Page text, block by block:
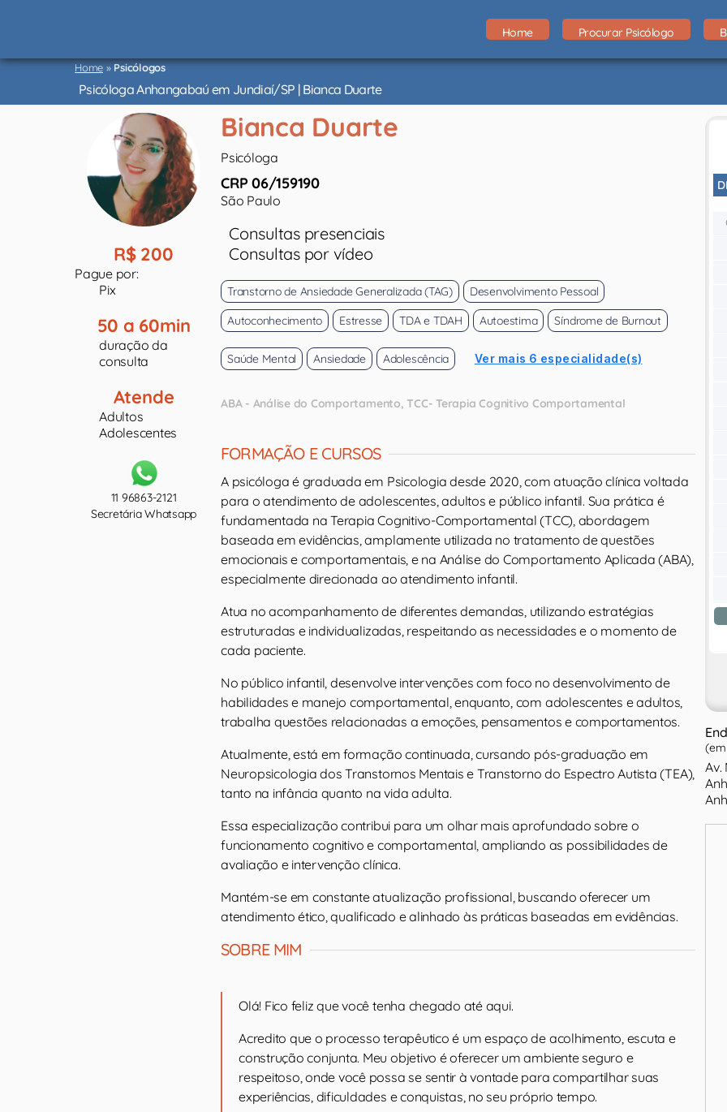
São
Paulo
Home Procurar Psicólogo
Home»Psicólogos
Psicóloga Anhangabaú em Jundiaí/SP | Bianca Duarte
R$ 200
Pague por:
Pix
50 a 60min
duração da
consulta
Atende
Adultos
Adolescentes
11 96863-2121
Secretária Whatsapp
Bianca Duarte
Psicóloga
CRP 06/159190
São Paulo
Consultas presenciais
Consultas por vídeo
Transtorno de Ansiedade Generalizada (TAG)
Desenvolvimento Pessoal
Autoconhecimento
Estresse TDA e TDAH Autoestima Síndrome de Burnout
Saúde Mental Ansiedade Adolescência Ver mais 6 especialidade(s)
ABA - Análise do Comportamento TCC- Terapia Cognitivo Comportamental
FORMAÇÃO E CURSOS
A psicóloga é graduada em Psicologia desde 2020, com atuação clínica voltada
para o atendimento de adolescentes, adultos e público infantil. Sua prática é
fundamentada na Terapia Cognitivo-Comportamental (TCC), abordagem
baseada em evidências, amplamente utilizada no tratamento de questões
emocionais e comportamentais, e na Análise do Comportamento Aplicada (ABA),
especialmente direcionada ao atendimento infantil.
Atua no acompanhamento de diferentes demandas, utilizando estratégias
estruturadas e individualizadas, respeitando as necessidades e o momento de
cada paciente.
No público infantil, desenvolve intervenções com foco no desenvolvimento de
habilidades e manejo comportamental, enquanto, com adolescentes e adultos,
trabalha questões relacionadas a emoções, pensamentos e comportamentos.
Atualmente, está em formação continuada, cursando pós-graduação em
Neuropsicologia dos Transtornos Mentais e Transtorno do Espectro Autista (TEA),
tanto na infância quanto na vida adulta.
Essa especialização contribui para um olhar mais aprofundado sobre o
funcionamento cognitivo e comportamental, ampliando as possibilidades de
avaliação e intervenção clínica.
Mantém-se em constante atualização profissional, buscando oferecer um
atendimento ético, qualificado e alinhado às práticas baseadas em evidências.
SOBRE MIM
Olá! Fico feliz que você tenha chegado até aqui.
Acredito que o processo terapêutico é um espaço de acolhimento, escuta e
construção conjunta. Meu objetivo é oferecer um ambiente seguro e
respeitoso, onde você possa se sentir à vontade para compartilhar suas
experiências, dificuldades e conquistas, no seu próprio tempo.
Av.